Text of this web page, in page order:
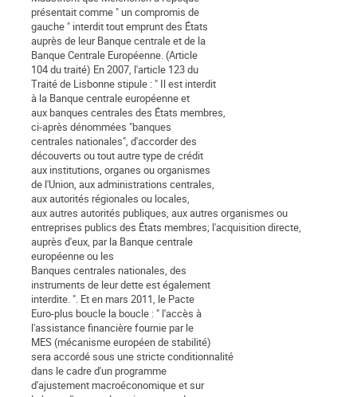
présentait comme " un compromis de
gauche " interdit tout emprunt des États
auprès de leur Banque centrale et de la
Banque Centrale Européenne. (Article
104 du traité) En 2007, l'article 123 du
Traité de Lisbonne stipule : " Il est interdit
à la Banque centrale européenne et
aux banques centrales des États membres,
ci-après dénommées "banques
centrales nationales", d'accorder des
découverts ou tout autre type de crédit
aux institutions, organes ou organismes
de l'Union, aux administrations centrales,
aux autorités régionales ou locales,
aux autres autorités publiques, aux autres organismes ou
entreprises publics des États membres; l'acquisition directe,
auprès d'eux, par la Banque centrale
européenne ou les
Banques centrales nationales, des
instruments de leur dette est également
interdite. ". Et en mars 2011, le Pacte
Euro-plus boucle la boucle : " l'accès à
l'assistance financière fournie par le
MES (mécanisme européen de stabilité)
sera accordé sous une stricte conditionnalité
dans le cadre d'un programme
d'ajustement macroéconomique et sur